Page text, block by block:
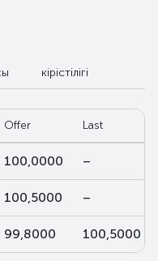
кірістілігі
Offer Last
100,0000 –
100,5000 –
99,8000 100,5000